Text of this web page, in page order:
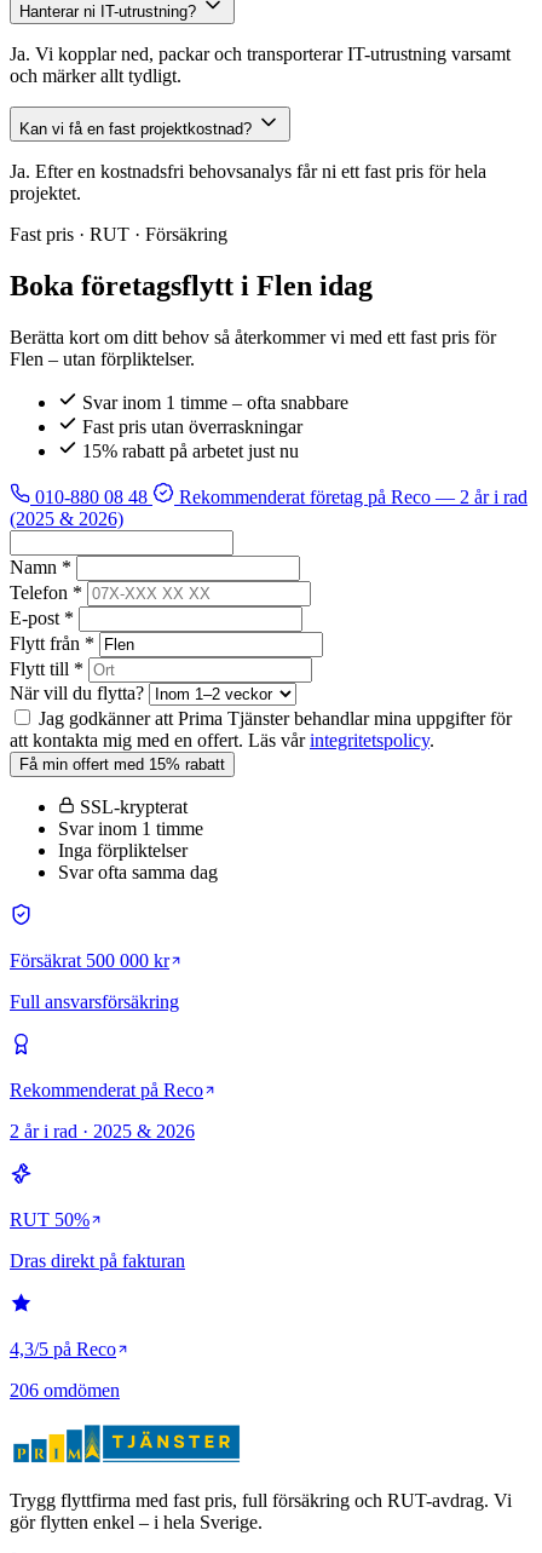
Hanterar ni IT-utrustning?
Ja. Vi kopplar ned, packar och transporterar IT-utrustning varsamt
och märker allt tydligt.
Kan vi få en fast projektkostnad?
Ja. Efter en kostnadsfri behovsanalys får ni ett fast pris för hela
projektet.
Fast pris · RUT · Försäkring
Boka företagsflytt i Flen idag
Berätta kort om ditt behov så återkommer vi med ett fast pris för
Flen – utan förpliktelser.
Svar inom 1 timme – ofta snabbare
Fast pris utan överraskningar
15% rabatt på arbetet just nu
010-880 08 48 Rekommenderat företag på Reco — 2 år i rad
(2025 & 2026)
Namn *
Telefon *
E-post *
Flytt från *
Flytt till *
När vill du flytta?
Jag godkänner att Prima Tjänster behandlar mina uppgifter för
att kontakta mig med en offert. Läs vårintegritetspolicy.
Få min offert med 15% rabatt
SSL-krypterat
Svar inom 1 timme
Inga förpliktelser
Svar ofta samma dag
Försäkrat 500 000 kr
Full ansvarsförsäkring
Rekommenderat på Reco
2 år i rad · 2025 & 2026
RUT 50%
Dras direkt på fakturan
4,3/5 på Reco
206 omdömen
Trygg flyttfirma med fast pris, full försäkring och RUT-avdrag. Vi
gör flytten enkel – i hela Sverige.